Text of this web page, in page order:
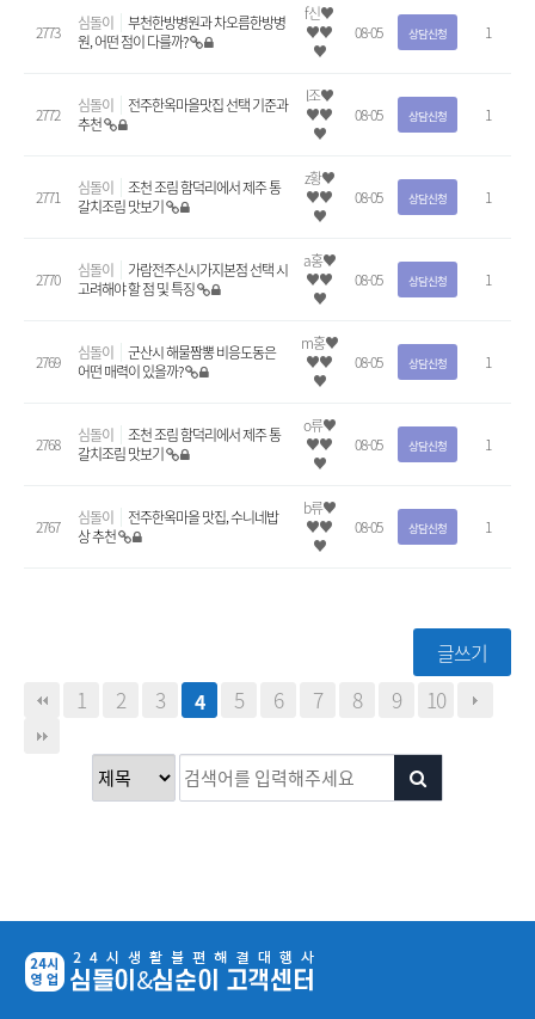
2773 심돌이
부천한방병원과 차오름한방병
원, 어떤 점이 다를까?
f신♥
♥♥
♥
08-05 상담신청 1
2772 심돌이
전주한옥마을맛집 선택 기준과
추천
l조♥
♥♥
♥
08-05 상담신청 1
2771 심돌이
조천 조림 함덕리에서 제주 통
갈치조림 맛보기
z황♥
♥♥
♥
08-05 상담신청 1
2770 심돌이
가람전주신시가지본점 선택 시
고려해야 할 점 및 특징
a홍♥
♥♥
♥
08-05 상담신청 1
2769 심돌이
군산시 해물짬뽕 비응도동은
어떤 매력이 있을까?
m홍♥
♥♥
♥
08-05 상담신청 1
2768 심돌이
조천 조림 함덕리에서 제주 통
갈치조림 맛보기
o류♥
♥♥
♥
08-05 상담신청 1
2767 심돌이
전주한옥마을 맛집, 수니네밥
상 추천
b류♥
♥♥
♥
08-05 상담신청 1
글쓰기
1 2 3 4 5 6 7 8 9 10